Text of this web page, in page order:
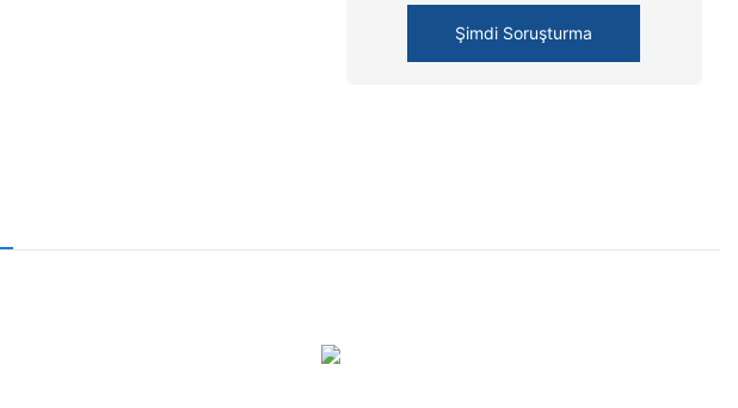
Şimdi Soruşturma